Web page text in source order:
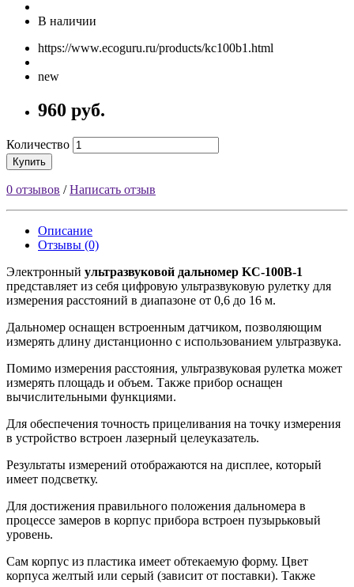
В наличии
https://www.ecoguru.ru/products/kc100b1.html
new
960 руб.
Количество
Купить
0 отзывов /Написать отзыв
Описание
Отзывы (0)
Электронный ультразвуковой дальномер KC-100B-1
представляет из себя цифровую ультразвуковую рулетку для
измерения расстояний в диапазоне от 0,6 до 16 м.
Дальномер оснащен встроенным датчиком, позволяющим
измерять длину дистанционно с использованием ультразвука.
Помимо измерения расстояния, ультразвуковая рулетка может
измерять площадь и объем. Также прибор оснащен
вычислительными функциями.
Для обеспечения точность прицеливания на точку измерения
в устройство встроен лазерный целеуказатель.
Результаты измерений отображаются на дисплее, который
имеет подсветку.
Для достижения правильного положения дальномера в
процессе замеров в корпус прибора встроен пузырьковый
уровень.
Сам корпус из пластика имеет обтекаемую форму. Цвет
корпуса желтый или серый (зависит от поставки). Также